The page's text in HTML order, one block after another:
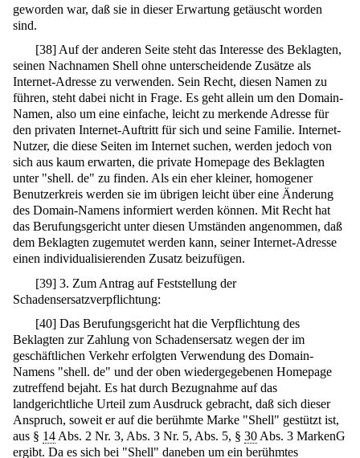
geworden war, daß sie in dieser Erwartung getäuscht worden
sind.
[38] Auf der anderen Seite steht das Interesse des Beklagten,
seinen Nachnamen Shell ohne unterscheidende Zusätze als
Internet-Adresse zu verwenden. Sein Recht, diesen Namen zu
führen, steht dabei nicht in Frage. Es geht allein um den Domain-
Namen, also um eine einfache, leicht zu merkende Adresse für
den privaten Internet-Auftritt für sich und seine Familie. Internet-
Nutzer, die diese Seiten im Internet suchen, werden jedoch von
sich aus kaum erwarten, die private Homepage des Beklagten
unter "shell. de" zu finden. Als ein eher kleiner, homogener
Benutzerkreis werden sie im übrigen leicht über eine Änderung
des Domain-Namens informiert werden können. Mit Recht hat
das Berufungsgericht unter diesen Umständen angenommen, daß
dem Beklagten zugemutet werden kann, seiner Internet-Adresse
einen individualisierenden Zusatz beizufügen.
[39] 3. Zum Antrag auf Feststellung der
Schadensersatzverpflichtung:
[40] Das Berufungsgericht hat die Verpflichtung des
Beklagten zur Zahlung von Schadensersatz wegen der im
geschäftlichen Verkehr erfolgten Verwendung des Domain-
Namens "shell. de" und der oben wiedergegebenen Homepage
zutreffend bejaht. Es hat durch Bezugnahme auf das
landgerichtliche Urteil zum Ausdruck gebracht, daß sich dieser
Anspruch, soweit er auf die berühmte Marke "Shell" gestützt ist,
aus § 14Abs. 2 Nr. 3, Abs. 3 Nr. 5, Abs. 5, § 30Abs. 3 MarkenG
ergibt. Da es sich bei "Shell" daneben um ein berühmtes